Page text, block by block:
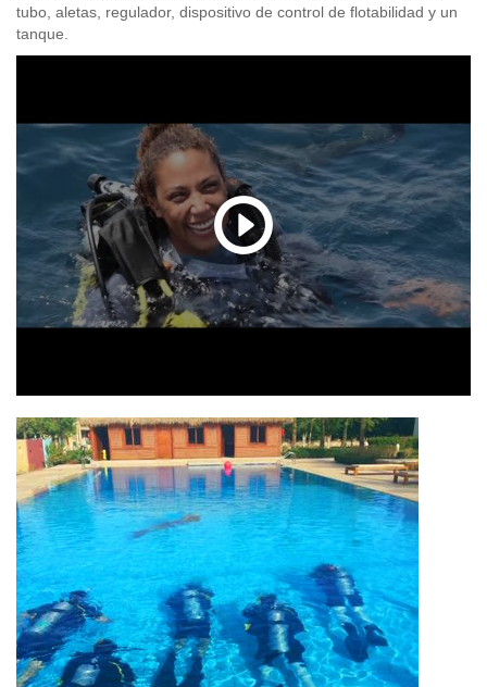
tubo, aletas, regulador, dispositivo de control de flotabilidad y un
tanque.